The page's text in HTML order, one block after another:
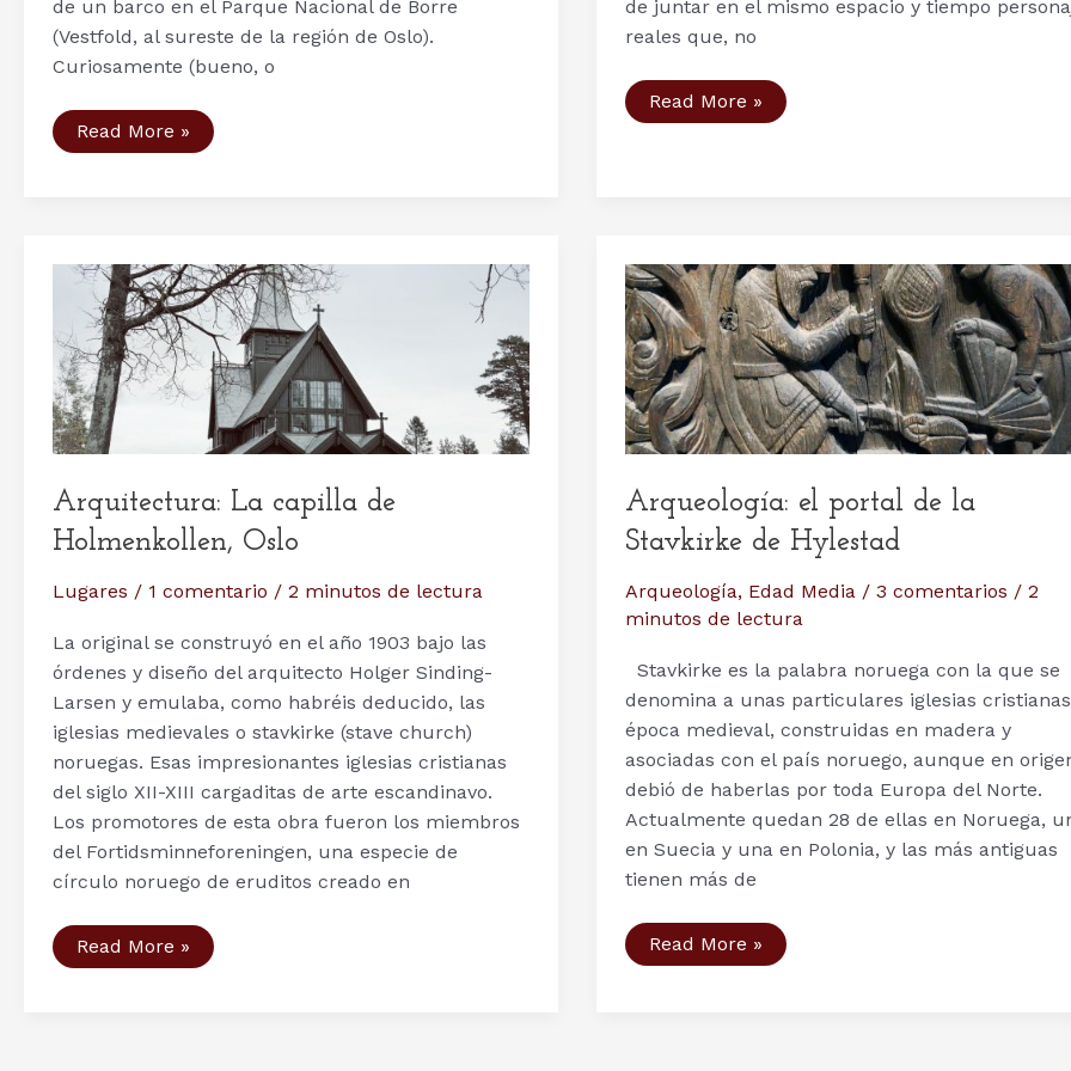
de un barco en el Parque Nacional de Borre
(Vestfold, al sureste de la región de Oslo).
Curiosamente (bueno, o
Nuevo
barco
el
segundo
en
pocos
meses
Read More »
de juntar en el mismo espacio y tiempo
reales que, no
Personajes
serie
Harfragi,
¿hermanos
o
padre
e
hijo?
Read More »
Arquitectura: La capilla de
Holmenkollen, Oslo
Lugares / 1 comentario / 2 minutos de lectura
La original se construyó en el año 1903 bajo las
órdenes y diseño del arquitecto Holger Sinding-
Larsen y emulaba, como habréis deducido, las
iglesias medievales o stavkirke (stave church)
noruegas. Esas impresionantes iglesias cristianas
del siglo XII-XIII cargaditas de arte escandinavo.
Los promotores de esta obra fueron los miembros
del Fortidsminneforeningen, una especie de
círculo noruego de eruditos creado en
Arquitectura:
La
Read More »
Arqueología: el portal de la
Stavkirke de Hylestad
Arqueología, Edad Media/ 3 comentarios / 2
minutos de lectura
Stavkirke es la palabra noruega con la que se
denomina a unas particulares iglesias
época medieval, construidas en madera y
asociadas con el país noruego, aunque en
debió de haberlas por toda Europa del Norte.
Actualmente quedan 28 de ellas en Noruega,
en Suecia y una en Polonia, y las más antiguas
tienen más de
Arqueología:
el
Read More »